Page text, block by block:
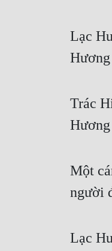
Lạc
Trác
Một
người
Lạc